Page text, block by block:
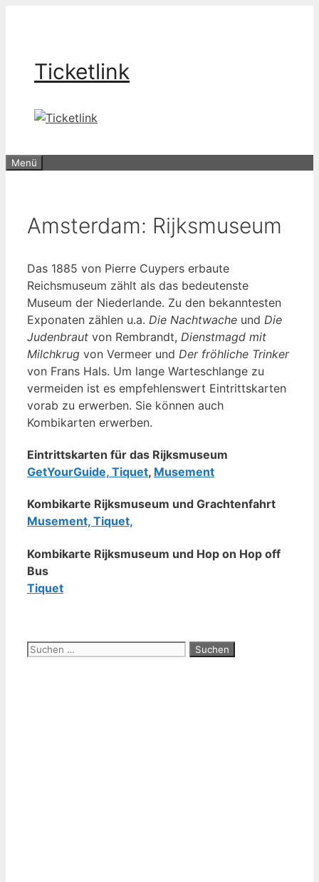
Ticketlink
Menü
Amsterdam: Rijksmuseum
Das 1885 von Pierre Cuypers erbaute
Reichsmuseum zählt als das bedeutenste
Museum der Niederlande. Zu den bekanntesten
Exponaten zählen u.a. Die Nachtwache und Die
Judenbraut von Rembrandt, Dienstmagd mit
Milchkrug von Vermeer und Der fröhliche Trinker
von Frans Hals. Um lange Warteschlange zu
vermeiden ist es empfehlenswert Eintrittskarten
vorab zu erwerben. Sie können auch
Kombikarten erwerben.
Eintrittskarten für das Rijksmuseum
GetYourGuide, Tiquet, Musement
Kombikarte Rijksmuseum und Grachtenfahrt
Musement, Tiquet,
Kombikarte Rijksmuseum und Hop on Hop off
Bus
Tiquet
Suchen